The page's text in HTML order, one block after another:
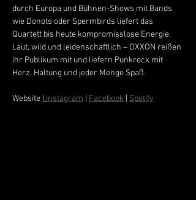
durch Europa und Bühnen-Shows mit Bands
wie Donots oder Spermbirds liefert das
Quartett bis heute kompromisslose Energie.
Laut, wild und leidenschaftlich – OXXON reißen
ihr Publikum mit und liefern Punkrock mit
Herz, Haltung und jeder Menge Spaß.
Website | Instagram Facebook Spotify